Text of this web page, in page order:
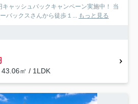
ャッシュバックキャンペーン実施中！ 当
バックスさんから徒歩１... もっと見る
㎡ / 1LDK